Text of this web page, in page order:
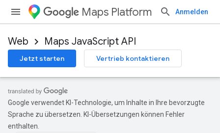
Maps Platform Anmelden
Web Maps JavaScript API
Jetzt starten Vertrieb kontaktieren
Google verwendet KI-Technologie, um Inhalte in Ihre bevorzugte
Sprache zu übersetzen. KI-Übersetzungen können Fehler
enthalten.